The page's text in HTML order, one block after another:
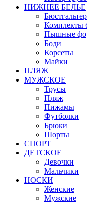
НИЖНЕЕ БЕЛЬЕ
Комплекты
Пышные
Боди
Корсеты
Майки
ПЛЯЖ
МУЖСКОЕ
Трусы
Пляж
Пижамы
Футболки
Брюки
Шорты
СПОРТ
ДЕТСКОЕ
Девочки
Мальчики
НОСКИ
Женские
Мужские